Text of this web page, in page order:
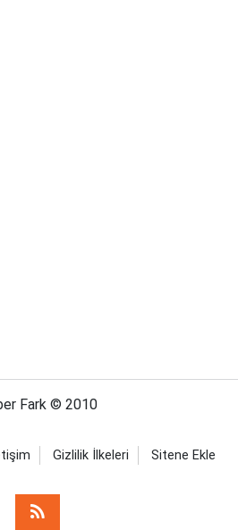
Fark © 2010
Gizlilik İlkeleri Sitene Ekle